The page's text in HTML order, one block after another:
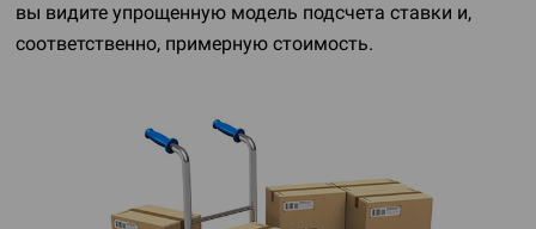
вы видите упрощенную модель подсчета ставки и,
соответственно, примерную стоимость.